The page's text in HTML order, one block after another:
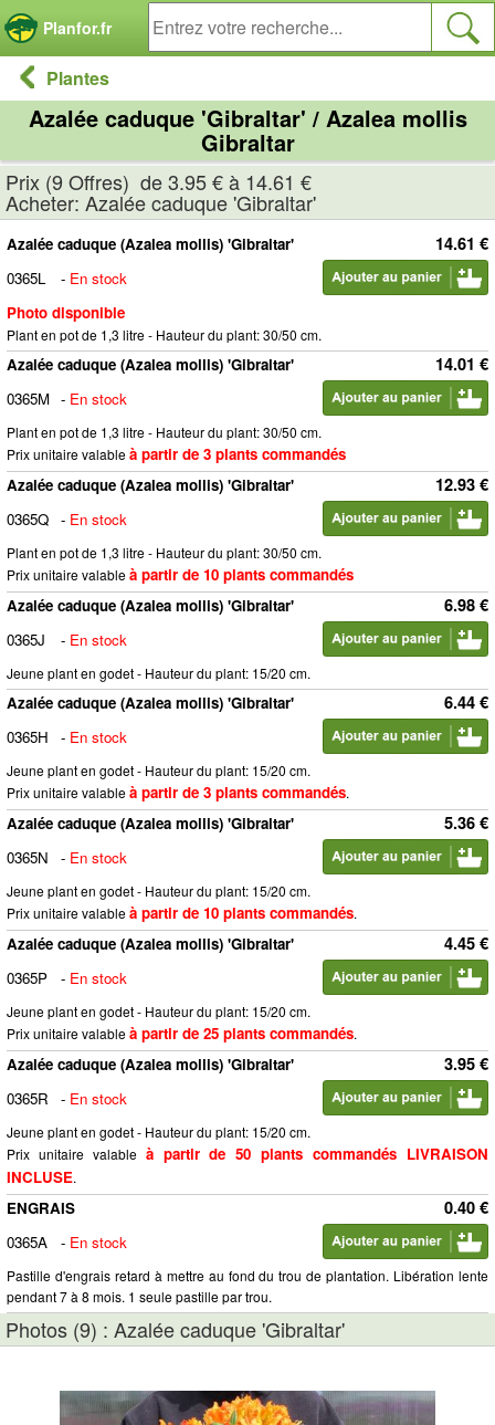
Planfor.fr
Plantes
Azalée caduque 'Gibraltar' / Azalea mollis
Gibraltar
Prix (9 Offres) de 3.95 € à 14.61 €
Acheter: Azalée caduque 'Gibraltar'
14.61 €
Azalée caduque (Azalea mollis) 'Gibraltar'
0365L
- En stock
Photo disponible
Plant en pot de 1,3 litre - Hauteur du plant: 30/50 cm.
14.01 €
Azalée caduque (Azalea mollis) 'Gibraltar'
0365M - En stock
Plant en pot de 1,3 litre - Hauteur du plant: 30/50 cm.
Prix unitaire valableà partir de 3 plants commandés
12.93 €
Azalée caduque (Azalea mollis) 'Gibraltar'
0365Q - En stock
Plant en pot de 1,3 litre - Hauteur du plant: 30/50 cm.
Prix unitaire valableà partir de 10 plants commandés
6.98 €
Azalée caduque (Azalea mollis) 'Gibraltar'
0365J
- En stock
Jeune plant en godet - Hauteur du plant: 15/20 cm.
6.44 €
Azalée caduque (Azalea mollis) 'Gibraltar'
0365H
- En stock
Jeune plant en godet - Hauteur du plant: 15/20 cm.
Prix unitaire valableà partir de 3 plants commandés.
5.36 €
Azalée caduque (Azalea mollis) 'Gibraltar'
0365N
- En stock
Jeune plant en godet - Hauteur du plant: 15/20 cm.
Prix unitaire valableà partir de 10 plants commandés.
4.45 €
Azalée caduque (Azalea mollis) 'Gibraltar'
0365P
- En stock
Jeune plant en godet - Hauteur du plant: 15/20 cm.
Prix unitaire valableà partir de 25 plants commandés.
3.95 €
Azalée caduque (Azalea mollis) 'Gibraltar'
0365R
- En stock
Jeune plant en godet - Hauteur du plant: 15/20 cm.
Prix unitaire valable à partir de 50 plants commandés LIVRAISON
INCLUSE.
0.40 €
ENGRAIS
0365A
- En stock
Pastille d'engrais retard à mettre au fond du trou de plantation. Libération lente
pendant 7 à 8 mois. 1 seule pastille par trou.
Photos (9) : Azalée caduque 'Gibraltar'
Panneau de gestion des cookies